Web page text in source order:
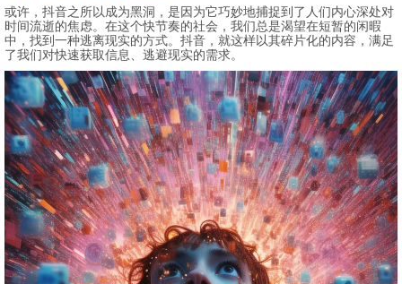
或许，抖音之所以成为黑洞，是因为它巧妙地捕捉到了人们内心深处对
时间流逝的焦虑。在这个快节奏的社会，我们总是渴望在短暂的闲暇
中，找到一种逃离现实的方式。抖音，就这样以其碎片化的内容，满足
了我们对快速获取信息、逃避现实的需求。